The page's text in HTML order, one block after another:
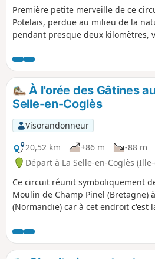
Première petite merveille de ce
Potelais, perdue au milieu de la
pendant presque deux kilomètres,
champs.
À l'orée des Gâtines
Selle-en-Coglès
Visorandonneur
20,52 km
+86 m -88 m
Départ à La Selle-en-Coglès
Ce circuit réunit symboliquement
Moulin de Champ Pinel (Bretagne)
(Normandie) car à cet endroit c'est
traverserez de multiples paysages
partie du Bois de Gâtines pour
Rocher Portail sans oublier d'avoir